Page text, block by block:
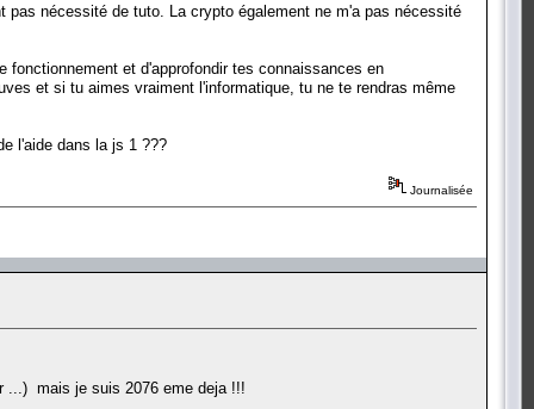
nécessité de tuto. La crypto également ne m'a pas nécessité
fonctionnement et d'approfondir tes connaissances en
et si tu aimes vraiment l'informatique, tu ne te rendras même
l'aide dans la js 1 ???
Journalisée
...) mais je suis 2076 eme deja !!!